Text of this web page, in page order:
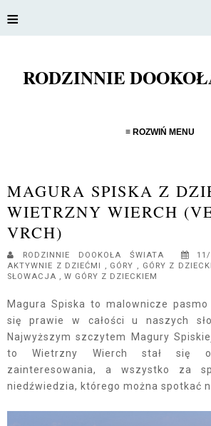
≡
RODZINNIE
≡ ROZWIŃ MENU
MAGURA SPISKA Z
WIETRZNY WIERCH
VRCH)
RODZINNIE DOOKOŁA ŚWIATA
AKTYWNIE Z DZIEĆMI , GÓRY , GÓRY Z
SŁOWACJA , W GÓRY Z DZIECKIEM
Magura Spiska to malownicze
się prawie w całości u naszych
Najwyższym szczytem Magury
to Wietrzny Wierch stał się
zainteresowania, a wszystko za
niedźwiedzia, którego można spotkać